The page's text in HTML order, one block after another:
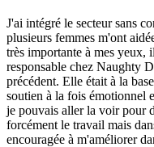
J'ai intégré le secteur sans
plusieurs femmes m'ont
très importante à mes yeux,
responsable chez Naughty
précédent. Elle était à la
soutien à la fois émotionnel
je pouvais aller la voir pour
forcément le travail mais
encouragée à m'améliorer